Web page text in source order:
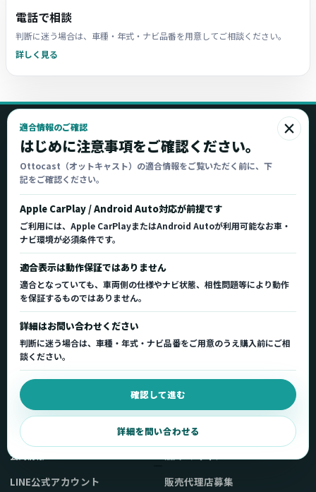
電話で相談
判断に迷う場合は、車種・年式・ナビ品番を用意してご相談ください。
詳しく見る
×
適合情報のご確認
はじめに注意事項をご確認ください。
Ottocast（オットキャスト）の適合情報をご覧いただく前に、下
記をご確認ください。
Apple CarPlay / Android Auto対応が前提です
ご利用には、Apple CarPlayまたはAndroid Autoが利用可能なお車・
ナビ環境が必須条件です。
適合表示は動作保証ではありません
適合となっていても、車両側の仕様やナビ状態、相性問題等により動作
を保証するものではありません。
詳細はお問い合わせください
判断に迷う場合は、車種・年式・ナビ品番をご用意のうえ購入前にご相
談ください。
確認して進む
詳細を問い合わせる
Ottocast
オットキャスト
Ottocast正規販売代理店 Azgate株式会社
Ottocast（オットキャスト）の製品情報、車種適
合、サポート情報を日本国内向けに整理してご案内し
ます。
正規販売代理店 車種適合情報 国内サポート窓口
製品を探す
製品一覧
車種適合を確認
用途から製品を選ぶ
取扱店舗・購入先
弊社販売ストアへ
Q&A・症状別サポート
起動不良復旧サービス
公式情報
LINE公式アカウント
販売代理店募集